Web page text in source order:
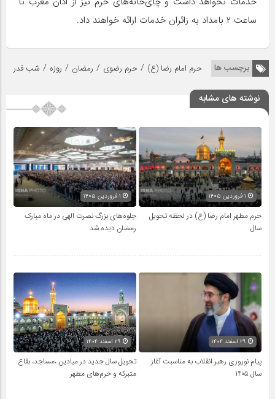
ساعت ۲ بامداد به زائران خدمات ارائه خواهند داد.
برچسب ها حرم امام رضا (ع) / حرم رضوی / رمضان / روزه / شب قدر
نوشته های مشابه
حرم مطهر امام رضا (ع) در لحظه تحویل
سال
جلوه‌های بزرگ نصرت الهی در ماه مبارک
رمضان دیده شد
پیام نوروزی رهبر انقلاب به مناسبت آغاز
سال ۱۴۰۵
تحویل سال‌ جدید در میادین ،مساجد، بقاع
متبرکه‌ و حرم‌های‌ مطهر